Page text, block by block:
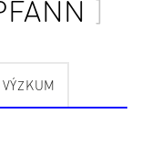
VÝZKUM